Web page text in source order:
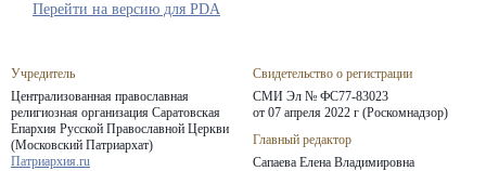
Учредитель
Централизованная православная
религиозная организация Саратовская
Епархия Русской Православной Церкви
(Московский Патриархат)
Патриархия.ru
Свидетельство о регистрации
СМИ Эл № ФС77-83023
от 07 апреля 2022 г (Роскомнадзор)
Главный редактор
Сапаева Елена Владимировна
Перейти на версию для PDA